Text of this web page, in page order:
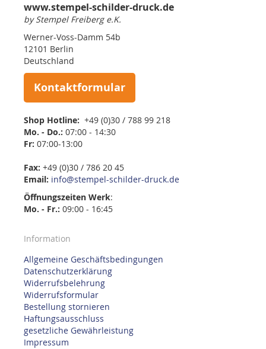
www.stempel-schilder-druck.de
by Stempel Freiberg e.K.
Werner-Voss-Damm 54b
12101 Berlin
Deutschland
Kontaktformular
Shop Hotline: +49 (0)30 / 788 99 218
Mo. - Do.: 07:00 - 14:30
Fr: 07:00-13:00
Fax: +49 (0)30 / 786 20 45
Email: info@stempel-schilder-druck.de
Öffnungszeiten Werk:
Mo. - Fr.: 09:00 - 16:45
Information
Allgemeine Geschäftsbedingungen
Datenschutzerklärung
Widerrufsbelehrung
Widerrufsformular
Bestellung stornieren
Haftungsausschluss
gesetzliche Gewährleistung
Impressum